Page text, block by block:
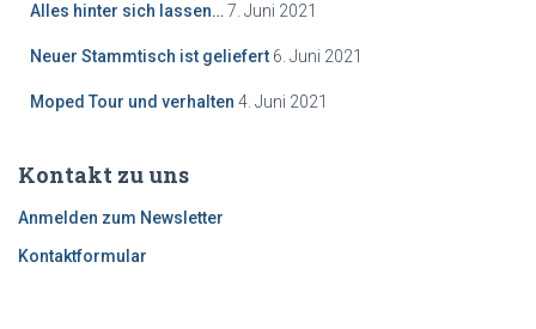
Alles hinter sich lassen…7. Juni 2021
Neuer Stammtisch ist geliefert 6. Juni 2021
Moped Tour und verhalten 4. Juni 2021
Kontakt zu uns
Anmelden zum Newsletter
Kontaktformular